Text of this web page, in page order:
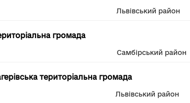
Львівський район
громада
Самбірський район
територіальна громада
Львівський район